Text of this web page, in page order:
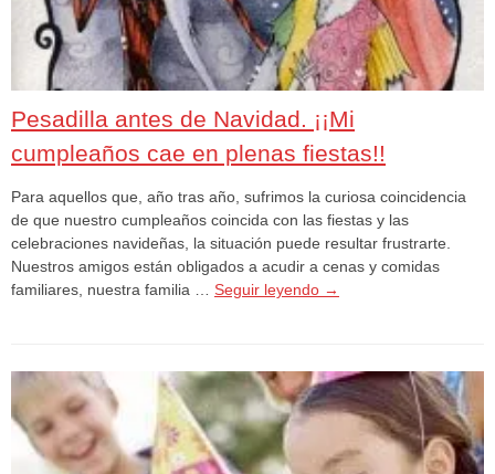
Pesadilla antes de Navidad. ¡¡Mi
cumpleaños cae en plenas fiestas!!
Para aquellos que, año tras año, sufrimos la curiosa coincidencia
de que nuestro cumpleaños coincida con las fiestas y las
celebraciones navideñas, la situación puede resultar frustrarte.
Nuestros amigos están obligados a acudir a cenas y comidas
familiares, nuestra familia … Seguir leyendo →